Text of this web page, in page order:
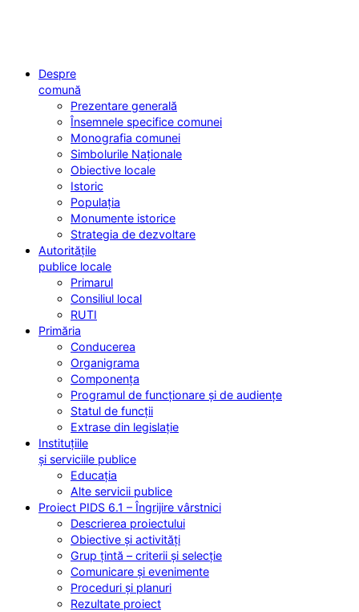
Despre
comună
Prezentare generală
Însemnele specifice comunei
Monografia comunei
Simbolurile Naționale
Obiective locale
Istoric
Populația
Monumente istorice
Strategia de dezvoltare
Autoritățile
publice locale
Primarul
Consiliul local
RUTI
Primăria
Conducerea
Organigrama
Componența
Programul de funcționare și de audiențe
Statul de funcții
Extrase din legislație
Instituțiile
și serviciile publice
Educația
Alte servicii publice
Proiect PIDS 6.1 – Îngrijire vârstnici
Descrierea proiectului
Obiective și activități
Grup țintă – criterii și selecție
Comunicare și evenimente
Proceduri și planuri
Rezultate proiect